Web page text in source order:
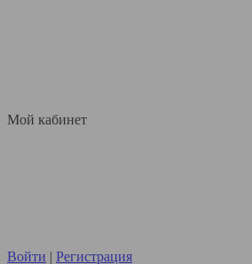
Мой кабинет
Войти | Регистрация